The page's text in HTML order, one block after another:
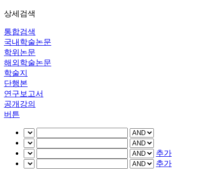
상세검색
통합검색
국내학술논문
학위논문
해외학술논문
학술지
단행본
연구보고서
공개강의
버튼
추가
추가